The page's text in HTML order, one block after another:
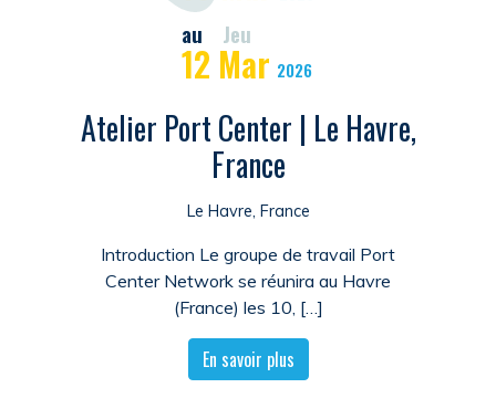
au Jeu
12 Mar 2026
Atelier Port Center | Le Havre,
France
Le Havre, France
Introduction Le groupe de travail Port
Center Network se réunira au Havre
(France) les 10, […]
En savoir plus